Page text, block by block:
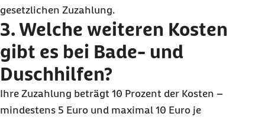
gesetzlichen Zuzahlung.
3. Welche weiteren Kosten
gibt es bei Bade- und
Duschhilfen?
Ihre Zuzahlung beträgt 10 Prozent der Kosten –
mindestens 5 Euro und maximal 10 Euro je